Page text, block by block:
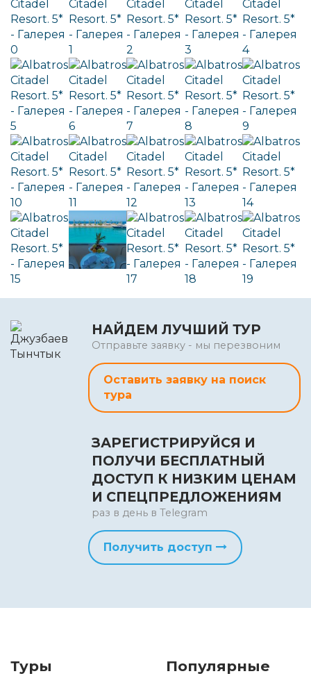
НАЙДЕМ ЛУЧШИЙ ТУР
Отправьте заявку - мы перезвоним
Оставить заявку на поиск
тура
ЗАРЕГИСТРИРУЙСЯ И
ПОЛУЧИ БЕСПЛАТНЫЙ
ДОСТУП К НИЗКИМ ЦЕНАМ
И СПЕЦПРЕДЛОЖЕНИЯМ
раз в день в Telegram
Получить доступ
Туры
Популярные